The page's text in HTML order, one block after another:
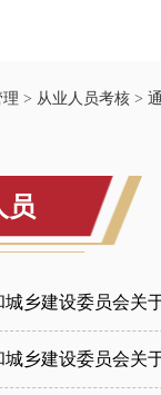
> 从业人员考核 >
员
乡建设委员会关
乡建设委员会关